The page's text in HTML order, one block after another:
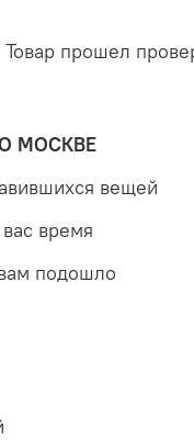
Товар прошел
МОСКВЕ
вещей
время
подошло